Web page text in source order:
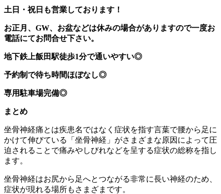
土日・祝日も営業しております！
お正月、GW、お盆などは休みの場合がありますので一度お
電話にてお問合せ下さい。
地下鉄上飯田駅徒歩1分で通いやすい◎
予約制で待ち時間ほぼなし◎
専用駐車場完備◎
まとめ
坐骨神経痛とは疾患名ではなく症状を指す言葉で腰から足に
かけて伸びている「坐骨神経」がさまざまな原因によって圧
迫されることで痛みやしびれなどを呈する症状の総称を指し
ます。
坐骨神経はお尻から足へとつながる非常に長い神経のため、
症状が現れる場所もさまざまです。